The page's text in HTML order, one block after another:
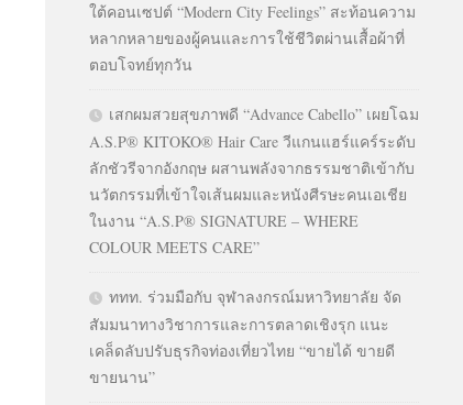
ใต้คอนเซปต์ “Modern City Feelings” สะท้อนความ
หลากหลายของผู้คนและการใช้ชีวิตผ่านเสื้อผ้าที่
ตอบโจทย์ทุกวัน
เสกผมสวยสุขภาพดี “Advance Cabello” เผยโฉม
A.S.P® KITOKO® Hair Care วีแกนแฮร์แคร์ระดับ
ลักชัวรีจากอังกฤษ ผสานพลังจากธรรมชาติเข้ากับ
นวัตกรรมที่เข้าใจเส้นผมและหนังศีรษะคนเอเชีย
ในงาน “A.S.P® SIGNATURE – WHERE
COLOUR MEETS CARE”
ททท. ร่วมมือกับ จุฬาลงกรณ์มหาวิทยาลัย จัด
สัมมนาทางวิชาการและการตลาดเชิงรุก แนะ
เคล็ดลับปรับธุรกิจท่องเที่ยวไทย “ขายได้ ขายดี
ขายนาน”